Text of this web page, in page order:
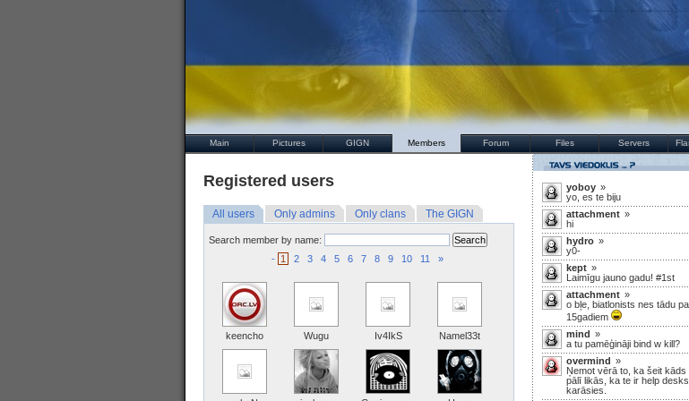
Main Pictures GIGN Members Forum Files Servers
Registered users
All users Only admins Only clans The GIGN
Search member by name:
- 1 2 3 4 5 6 7 8 9 10 11 »
keencho Wugu Iv4IkS Namel33t
yoboy »
yo, es te biju
attachment »
hi
hydro »
y0-
kept »
Laimīgu jauno gadu! #1st
attachment »
o bļe, biatlonists nes tādu
15gadiem
mind »
a tu pamēģināji bind w kill?
overmind »
Ņemot vērā to, ka šeit
pālī likās, ka te ir help
karāsies.